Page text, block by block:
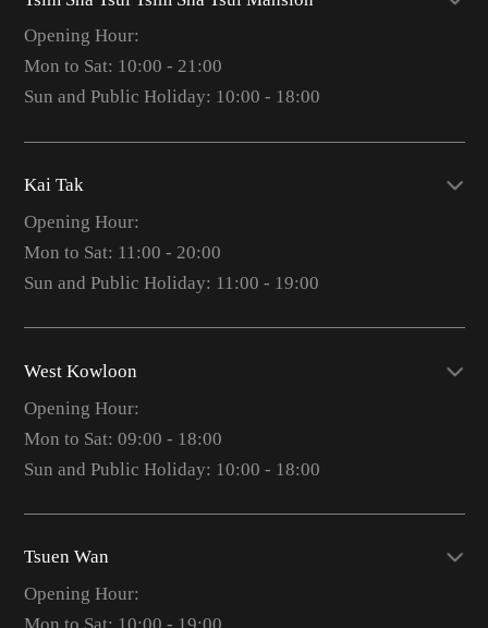
Opening Hour:
Mon to Sat: 10:00 - 21:00
Sun and Public Holiday: 10:00 - 18:00
Kai Tak
Opening Hour:
Mon to Sat: 11:00 - 20:00
Sun and Public Holiday: 11:00 - 19:00
West Kowloon
Opening Hour:
Mon to Sat: 09:00 - 18:00
Sun and Public Holiday: 10:00 - 18:00
Tsuen Wan
Opening Hour: